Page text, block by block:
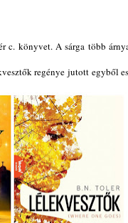
könyvet. A sárga több
regénye jutott egyből